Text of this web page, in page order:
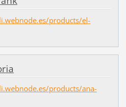
products/el-
products/ana-